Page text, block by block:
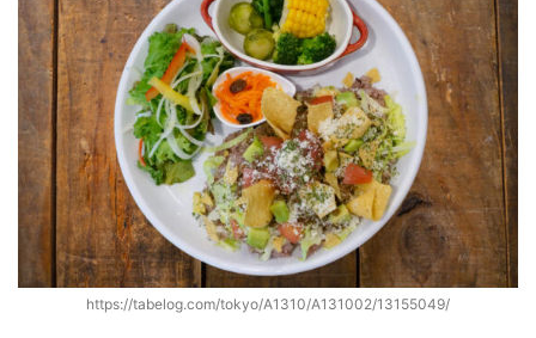
https://tabelog.com/tokyo/A1310/A131002/13155049/